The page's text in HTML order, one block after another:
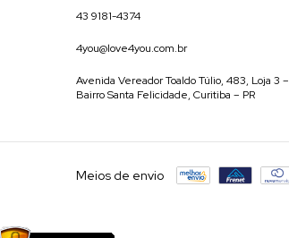
43 9181-4374
4you@love4you.com.br
Avenida Vereador Toaldo Túlio, 483, Loja 3 –
Bairro Santa Felicidade, Curitiba – PR
Meios de envio